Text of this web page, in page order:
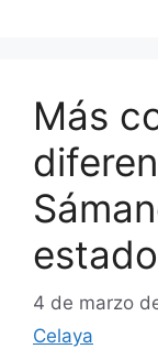
Más
4 de marzo
Celaya